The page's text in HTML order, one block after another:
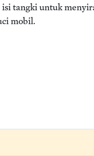
tangki untuk
mobil.